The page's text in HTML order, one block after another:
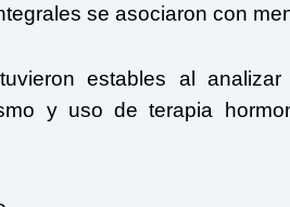
se asociaron con
estables al
y uso de terapia